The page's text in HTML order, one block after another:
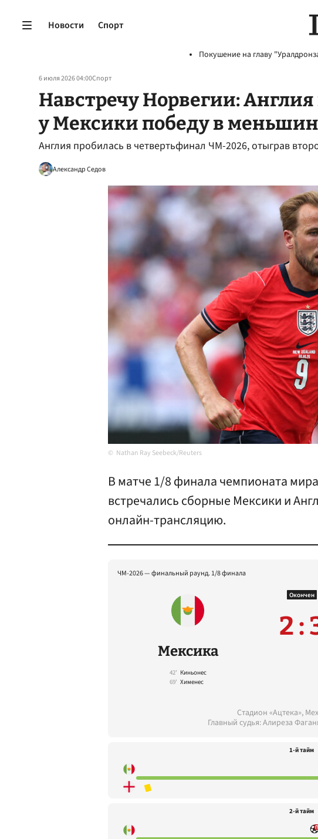
Новости Спорт
Покушение на главу
6 июля 2026 04:00Спорт
Навстречу Норвегии:
у Мексики победу в
Англия пробилась в четвертьфинал ЧМ-2026, отыграв
Александр Седов
Nathan Ray Seebeck/Reuters
В матче 1/8 финала чемпионата
встречались сборные Мексики и
онлайн-трансляцию.
ЧМ-2026 — финальный раунд. 1/8 финала
Мексика
42' Киньонес
69' Хименес
Окончен
2 :
Стадион «Ацтека»,
Главный судья: Алиреза
1-й тайм
2-й тайм